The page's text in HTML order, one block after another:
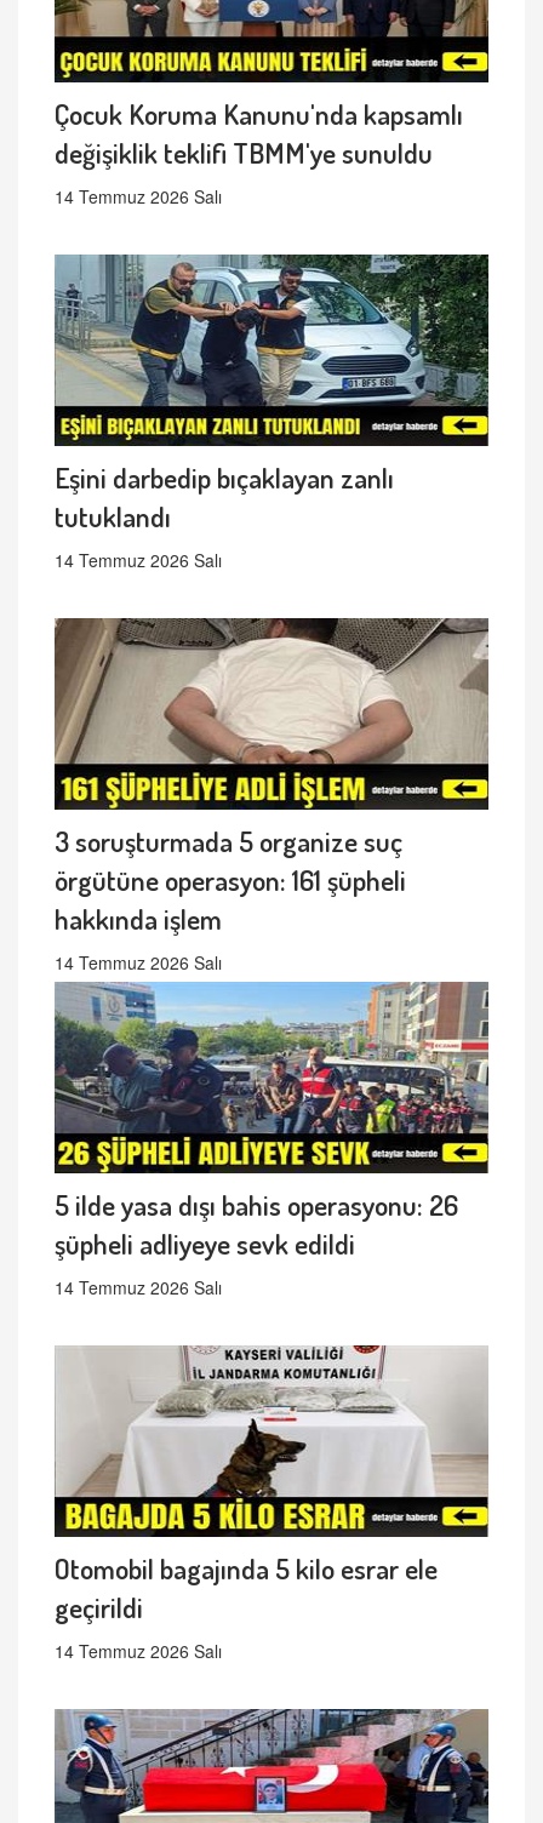
Çocuk Koruma Kanunu'nda kapsamlı
değişiklik teklifi TBMM'ye sunuldu
14 Temmuz 2026 Salı
Eşini darbedip bıçaklayan zanlı
tutuklandı
14 Temmuz 2026 Salı
3 soruşturmada 5 organize suç
örgütüne operasyon: 161 şüpheli
hakkında işlem
14 Temmuz 2026 Salı
5 ilde yasa dışı bahis operasyonu: 26
şüpheli adliyeye sevk edildi
14 Temmuz 2026 Salı
Otomobil bagajında 5 kilo esrar ele
geçirildi
14 Temmuz 2026 Salı